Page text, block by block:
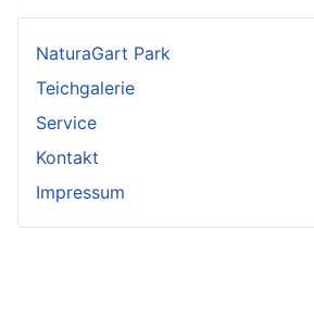
NaturaGart Park
Teichgalerie
Service
Kontakt
Impressum